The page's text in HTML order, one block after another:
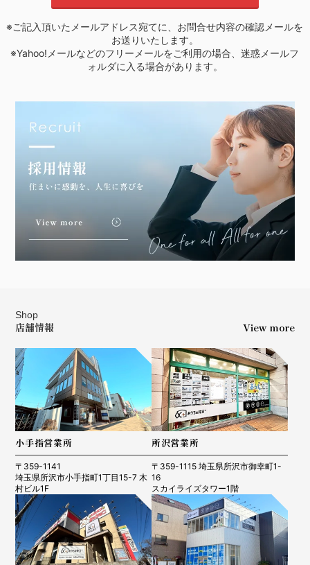
※ご記入頂いたメールアドレス宛てに、お問合せ内容の確認メールを
お送りいたします。
※Yahoo!メールなどのフリーメールをご利用の場合、迷惑メールフ
ォルダに入る場合があります。
Shop
店舗情報 View more
小手指営業所
〒359-1141
埼玉県所沢市小手指町1丁目15-7 木
村ビル1F
所沢営業所
〒359-1115 埼玉県所沢市御幸町1-
16
スカイライズタワー1階